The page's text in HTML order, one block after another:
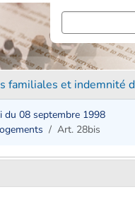
familiales et indemnité
du 08 septembre 1998
Art. 28bis